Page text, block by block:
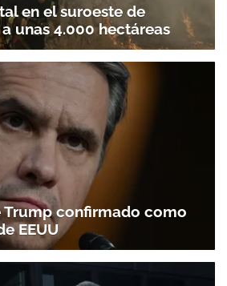
en el suroeste de
unas 4.000 hectáreas
Trump confirmado como
EEUU